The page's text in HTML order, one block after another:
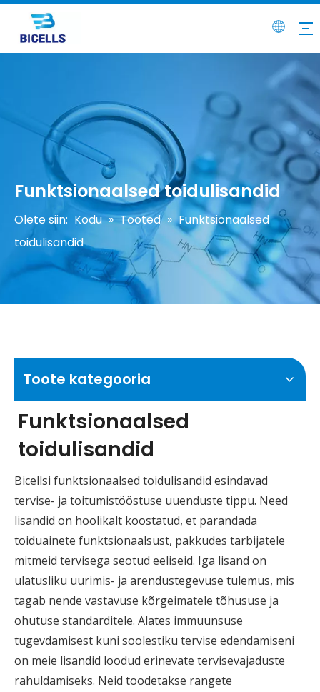
Funktsionaalsed toidulisandid
Olete siin: Kodu » Tooted » Funktsionaalsed
toidulisandid
Toote kategooria
Funktsionaalsed
toidulisandid
Bicellsi funktsionaalsed toidulisandid esindavad
tervise- ja toitumistööstuse uuenduste tippu. Need
lisandid on hoolikalt koostatud, et parandada
toiduainete funktsionaalsust, pakkudes tarbijatele
mitmeid tervisega seotud eeliseid. Iga lisand on
ulatusliku uurimis- ja arendustegevuse tulemus, mis
tagab nende vastavuse kõrgeimatele tõhususe ja
ohutuse standarditele. Alates immuunsuse
tugevdamisest kuni soolestiku tervise edendamiseni
on meie lisandid loodud erinevate tervisevajaduste
rahuldamiseks. Neid toodetakse rangete